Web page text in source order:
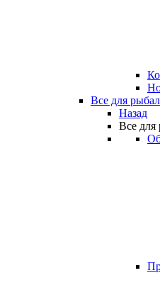
Все для
Назад
Все для